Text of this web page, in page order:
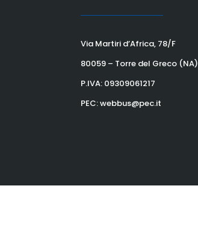
Via Martiri d’Africa, 78/F
80059 – Torre del Greco (NA)
P.IVA: 09309061217
PEC: webbus@pec.it